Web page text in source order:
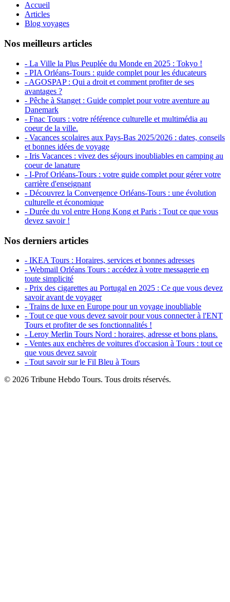
Accueil
Articles
Blog voyages
Nos meilleurs articles
- La Ville la Plus Peuplée du Monde en 2025 : Tokyo !
- PIA Orléans-Tours : guide complet pour les éducateurs
- AGOSPAP : Qui a droit et comment profiter de ses
avantages ?
- Pêche à Stanget : Guide complet pour votre aventure au
Danemark
- Fnac Tours : votre référence culturelle et multimédia au
coeur de la ville.
- Vacances scolaires aux Pays-Bas 2025/2026 : dates, conseils
et bonnes idées de voyage
- Iris Vacances : vivez des séjours inoubliables en camping au
coeur de lanature
- I-Prof Orléans-Tours : votre guide complet pour gérer votre
carrière d'enseignant
- Découvrez la Convergence Orléans-Tours : une évolution
culturelle et économique
- Durée du vol entre Hong Kong et Paris : Tout ce que vous
devez savoir !
Nos derniers articles
- IKEA Tours : Horaires, services et bonnes adresses
- Webmail Orléans Tours : accédez à votre messagerie en
toute simplicité
- Prix des cigarettes au Portugal en 2025 : Ce que vous devez
savoir avant de voyager
- Trains de luxe en Europe pour un voyage inoubliable
- Tout ce que vous devez savoir pour vous connecter à l'ENT
Tours et profiter de ses fonctionnalités !
- Leroy Merlin Tours Nord : horaires, adresse et bons plans.
- Ventes aux enchères de voitures d'occasion à Tours : tout ce
que vous devez savoir
- Tout savoir sur le Fil Bleu à Tours
© 2026 Tribune Hebdo Tours. Tous droits réservés.